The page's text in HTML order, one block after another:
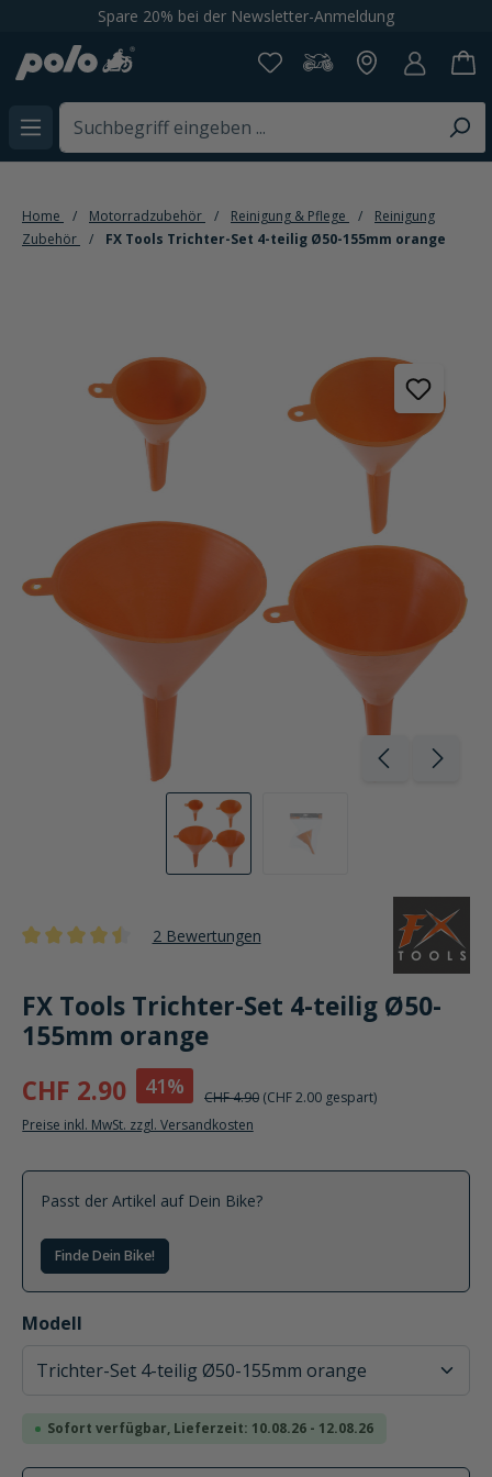
springenSpare 20% bei der Newsletter-Anmeldung
Home Motorradzubehör Reinigung & Pflege
Reinigung
Zubehör
FX Tools Trichter-Set 4-teilig Ø50-155mm orange
2 Bewertungen
FX Tools Trichter-Set 4-teilig Ø50-
155mm orange
CHF 2.90
41% CHF 4.90 (CHF 2.00 gespart)
Preise inkl. MwSt. zzgl. Versandkosten
Passt der Artikel auf Dein Bike?
Finde Dein Bike!
Modell
auswählen
Sofort verfügbar, Lieferzeit: 10.08.26 - 12.08.26